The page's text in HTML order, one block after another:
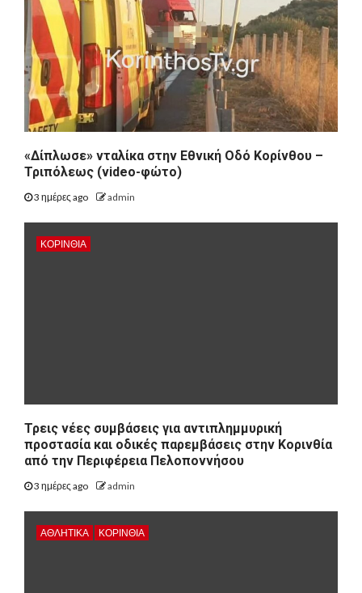
«Δίπλωσε» νταλίκα στην Εθνική Oδό Κορίνθου –
Τριπόλεως (video-φώτο)
3 ημέρες ago admin
ΚΟΡΙΝΘΊΑ
Τρεις νέες συμβάσεις για αντιπλημμυρική
προστασία και οδικές παρεμβάσεις στην Κορινθία
από την Περιφέρεια Πελοποννήσου
3 ημέρες ago admin
ΑΘΛΗΤΙΚΑ ΚΟΡΙΝΘΊΑ